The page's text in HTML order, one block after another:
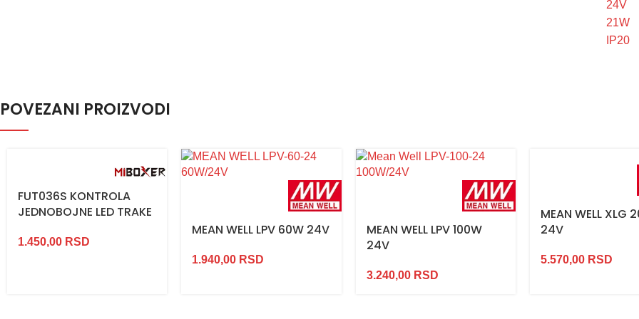
POVEZANI PROIZVODI
FUT036S KONTROLA
JEDNOBOJNE LED TRAKE
1.450,00 RSD
MEAN WELL LPV 60W 24V
1.940,00 RSD
MEAN WELL LPV 100W
24V
3.240,00 RSD
MEAN WELL XLG
24V
5.570,00 RSD